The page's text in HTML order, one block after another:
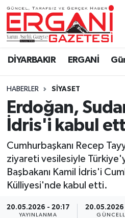
DİYARBAKIR ERGANİ
HABERLER SİYASET
Erdoğan,
İdris'i kabul
Cumhurbaşkanı Recep
ziyareti vesilesiyle
Başbakanı Kamil İdris'i
Külliyesi'nde kabul etti.
20.05.2026 - 20:17
YAYINLANMA
20.05.2026
DİYARBAKIR
BİSMİL
BAĞLAR
ERGANİ
Güncel
Eği̇ti̇m
Resmi İlanlar
Sağlık
Ergani Nöbetçi
Ergani Hava Durumu
Ergani Trafik Yoğunluk
Süper Lig Puan Durumu
Tüm Manşetler
Son Dakika Haberleri